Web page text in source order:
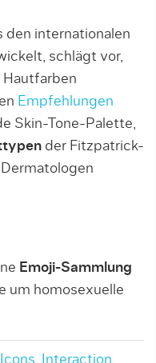
den internationalen
schlägt vor,
Hautfarben
Empfehlungen
Skin-Tone-Palette,
der Fitzpatrick-
Emoji-Sammlung
um homosexuelle
Icons,
Interaction